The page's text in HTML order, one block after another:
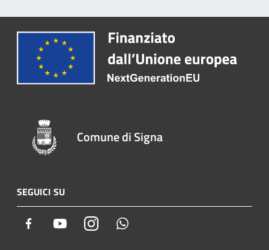
Comune di Signa
SEGUICI SU
Facebook YoutubeInstagram